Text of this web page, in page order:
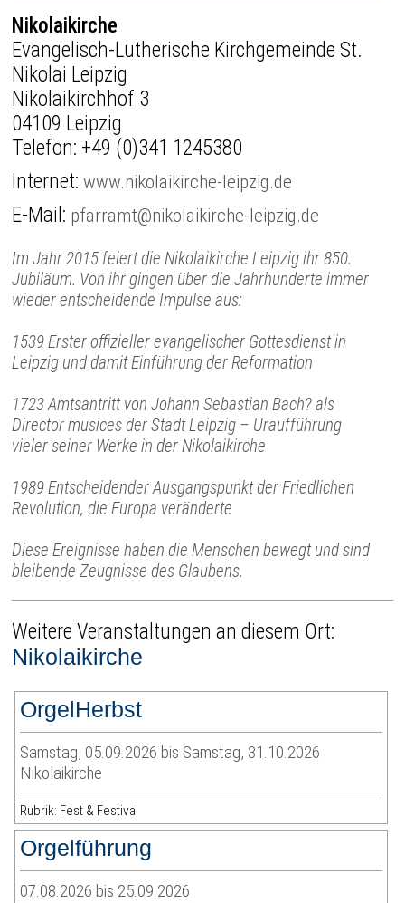
Nikolaikirche
Evangelisch-Lutherische Kirchgemeinde St.
Nikolai Leipzig
Nikolaikirchhof 3
04109 Leipzig
Telefon: +49 (0)341 1245380
Internet:www.nikolaikirche-leipzig.de
E-Mail: pfarramt@nikolaikirche-leipzig.de
Im Jahr 2015 feiert die Nikolaikirche Leipzig ihr 850.
Jubiläum. Von ihr gingen über die Jahrhunderte immer
wieder entscheidende Impulse aus:
1539 Erster offizieller evangelischer Gottesdienst in
Leipzig und damit Einführung der Reformation
1723 Amtsantritt von Johann Sebastian Bach? als
Director musices der Stadt Leipzig – Uraufführung
vieler seiner Werke in der Nikolaikirche
1989 Entscheidender Ausgangspunkt der Friedlichen
Revolution, die Europa veränderte
Diese Ereignisse haben die Menschen bewegt und sind
bleibende Zeugnisse des Glaubens.
Weitere Veranstaltungen an diesem Ort:
Nikolaikirche
OrgelHerbst
Samstag, 05.09.2026 bis Samstag, 31.10.2026
Nikolaikirche
Rubrik: Fest & Festival
Orgelführung
07.08.2026 bis 25.09.2026